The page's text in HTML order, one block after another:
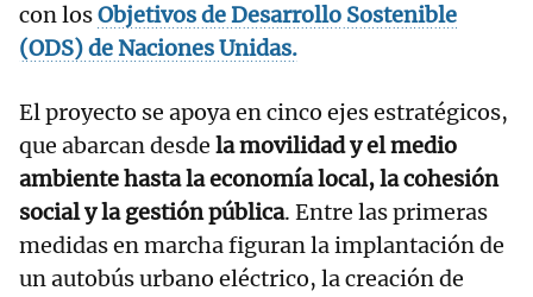
con losObjetivos de Desarrollo Sostenible
(ODS)de Naciones Unidas.
El proyecto se apoya en cinco ejes estratégicos,
que abarcan desde la movilidad y el medio
ambiente hasta la economía local, la cohesión
social y la gestión pública. Entre las primeras
medidas en marcha figuran la implantación de
un autobús urbano eléctrico, la creación de